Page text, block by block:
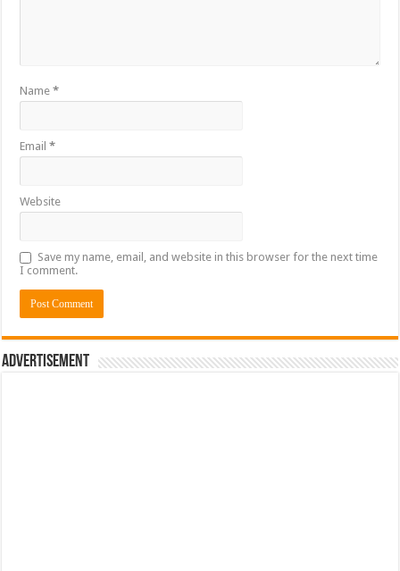
Name*
Email*
Website
Save my name, email, and website in this browser for the next time
I comment.
Advertisement